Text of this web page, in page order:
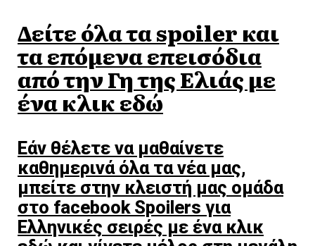
Δείτε όλα τα spoiler και
τα επόμενα επεισόδια
από την Γη της Ελιάς με
ένα κλικ εδώ
Εάν θέλετε να μαθαίνετε
καθημερινά όλα τα νέα μας,
μπείτε στην κλειστή μας ομάδα
στο facebook Spoilers για
Ελληνικές σειρές με ένα κλικ